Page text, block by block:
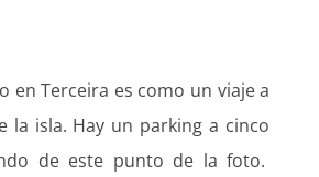
en Terceira es como un viaje a
la isla. Hay un parking a cinco
de este punto de la foto.